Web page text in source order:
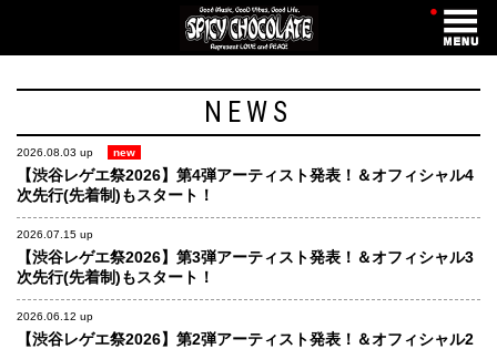
・
NEWS
2026.08.03 up new
【渋谷レゲエ祭2026】第4弾アーティスト発表！＆オフィシャル4
次先行(先着制)もスタート！
2026.07.15 up
【渋谷レゲエ祭2026】第3弾アーティスト発表！＆オフィシャル3
次先行(先着制)もスタート！
2026.06.12 up
【渋谷レゲエ祭2026】第2弾アーティスト発表！＆オフィシャル2